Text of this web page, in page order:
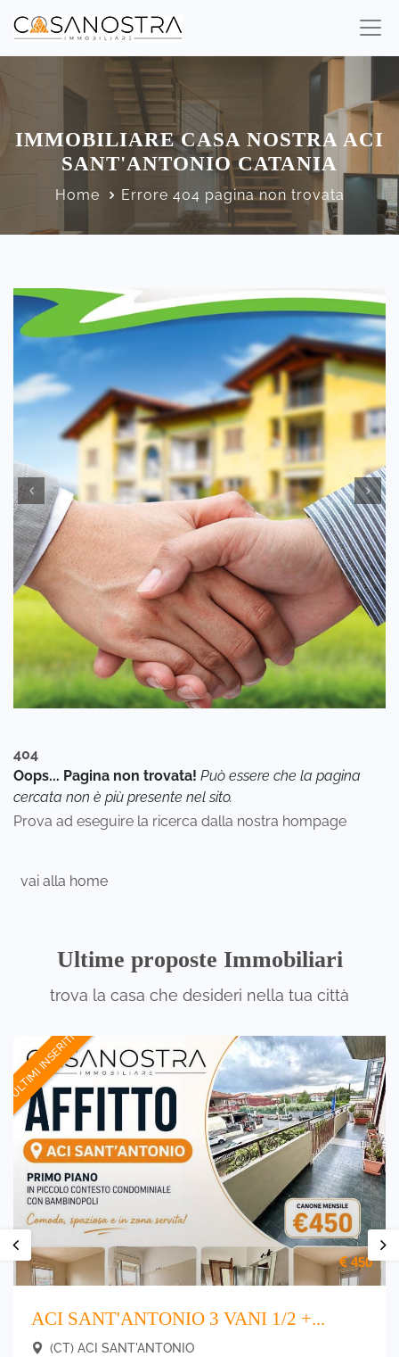
IMMOBILIARE CASA NOSTRA ACI
SANT'ANTONIO CATANIA
Home Errore 404 pagina non trovata
404
Oops... Pagina non trovata! Può essere che la pagina
cercata non è più presente nel sito.
Prova ad eseguire la ricerca dalla nostra hompage
vai alla home
Ultime proposte Immobiliari
trova la casa che desideri nella tua città
ULTIMI INSERITI
450
ACI SANT'ANTONIO 3 VANI 1/2 +...
(CT) ACI SANT'ANTONIO